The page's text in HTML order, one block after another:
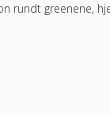
rundt greenene,